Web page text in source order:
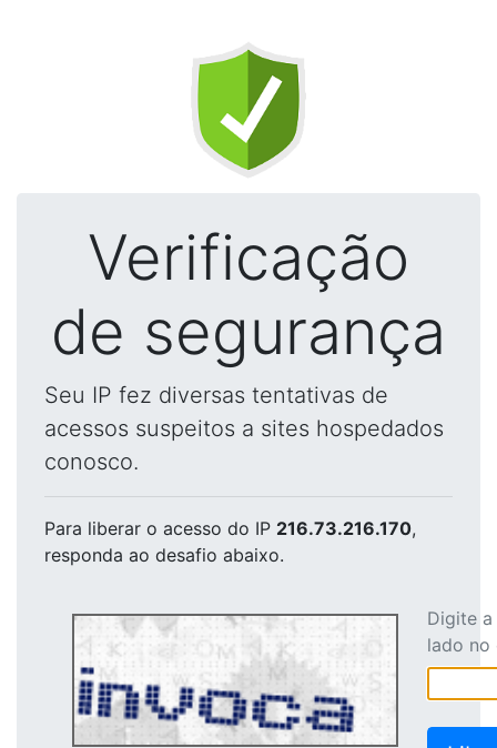
Verificação
de segurança
Seu IP fez diversas tentativas de
acessos suspeitos a sites hospedados
conosco.
Para liberar o acesso do IP 216.73.216.170,
responda ao desafio abaixo.
Digite
lado no